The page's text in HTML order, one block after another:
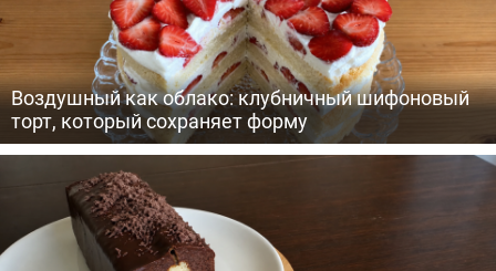
Воздушный как облако: клубничный шифоновый
торт, который сохраняет форму